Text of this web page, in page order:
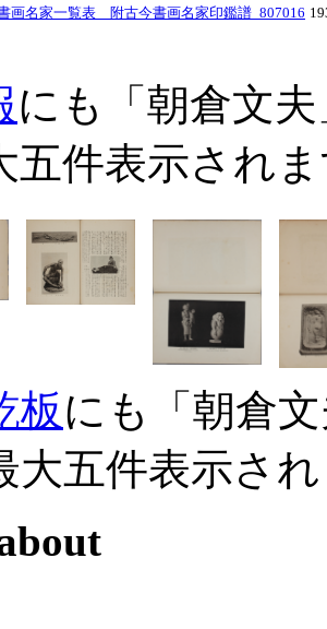
画名家一覧表 附古今書画名家印鑑譜_807016
にも「朝倉文
五件表示され
板にも「朝倉
大五件表示さ